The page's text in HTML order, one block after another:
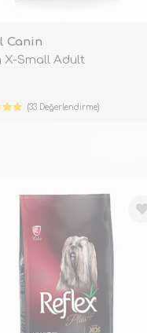
Canin
X-Small Adult
(33 Değerlendirme)